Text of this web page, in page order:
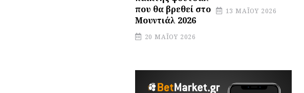
που θα βρεθεί στο
Μουντιάλ 2026
20 ΜΑΪ́ΟΥ 2026
13 ΜΑΪ́ΟΥ 2026